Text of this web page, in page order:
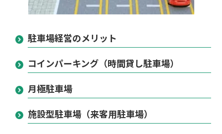
駐車場経営のメリット
コインパーキング（時間貸し駐車場）
月極駐車場
施設型駐車場（来客用駐車場）